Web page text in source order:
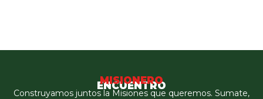
ENCUENTRO
MISIONERO
Construyamos juntos la Misiones que queremos. Sumate,